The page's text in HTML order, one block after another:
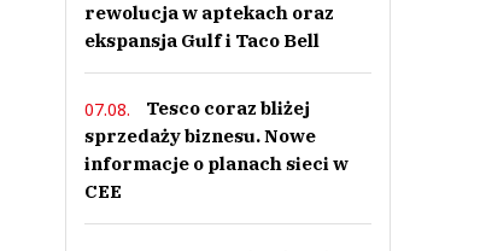
rewolucja w aptekach oraz
ekspansja Gulf i Taco Bell
07.08.
Tesco coraz bliżej
sprzedaży biznesu. Nowe
informacje o planach sieci w
CEE